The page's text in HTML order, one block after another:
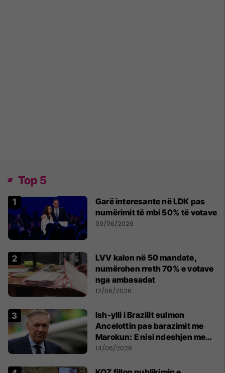
Top 5
Garë interesante në LDK pas
numërimit të mbi 50% të votave
09/06/2026
LVV kalon në 50 mandate,
numërohen rreth 70% e votave
nga ambasadat
12/06/2026
Ish-ylli i Brazilit sulmon
Ancelottin pas barazimit me
Marokun: E nisi ndeshjen me
formacionin e gabuar
14/06/2026